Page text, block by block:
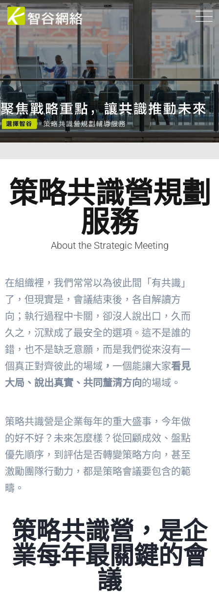
策略共識營規劃
服務
About the Strategic Meeting
在組織裡，我們常常以為彼此間「有共識」
了，但現實是，會議結束後，各自解讀方
向；執行過程中卡關，卻沒人說出口，久而
久之，沉默成了最安全的選項。這不是誰的
錯，也不是缺乏意願，而是我們從來沒有一
個真正對齊彼此的場域 ， 一個能讓大家看見
大局、說出真實、共同釐清方向的場域。
策略共識營是企業每年的重大盛事，今年做
的好不好？未來怎麼樣？從回顧成效、盤點
優先順序，到評估是否轉變策略方向，甚至
激勵團隊行動力，都是策略會議要包含的範
疇。
策略共識營，是企
業每年最關鍵的會
議